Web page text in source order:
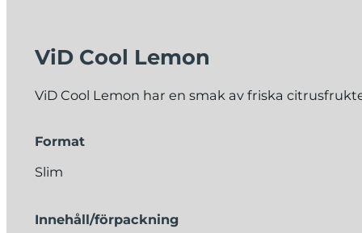
ViD Cool Lemon
ViD Cool Lemon har en smak av friska
Format
Slim
Innehåll/förpackning